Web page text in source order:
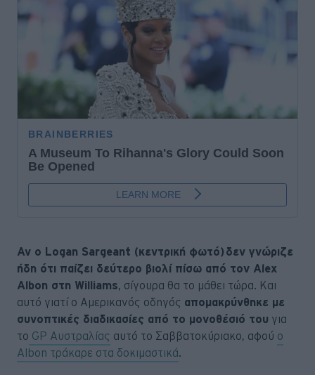
Αν ο Logan Sargeant (κεντρική φωτό) δεν γνώριζε
ήδη ότι παίζει δεύτερο βιολί πίσω από τον Alex
Albon στη Williams, σίγουρα θα το μάθει τώρα. Και
αυτό γιατί ο Αμερικανός οδηγός απομακρύνθηκε με
συνοπτικές διαδικασίες από το μονοθέσιό του για
το GP Αυστραλίας αυτό το Σαββατοκύριακο, αφού ο
Albon τράκαρε στα δοκιμαστικά.